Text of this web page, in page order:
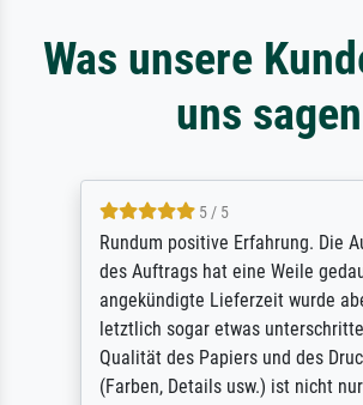
Was unsere
uns sagen
5 / 5
Rundum positive Erfahrung. Die
des Auftrags hat eine Weile
angekündigte Lieferzeit wurde
letztlich sogar etwas
Qualität des Papiers und des
(Farben, Details usw.) ist nicht